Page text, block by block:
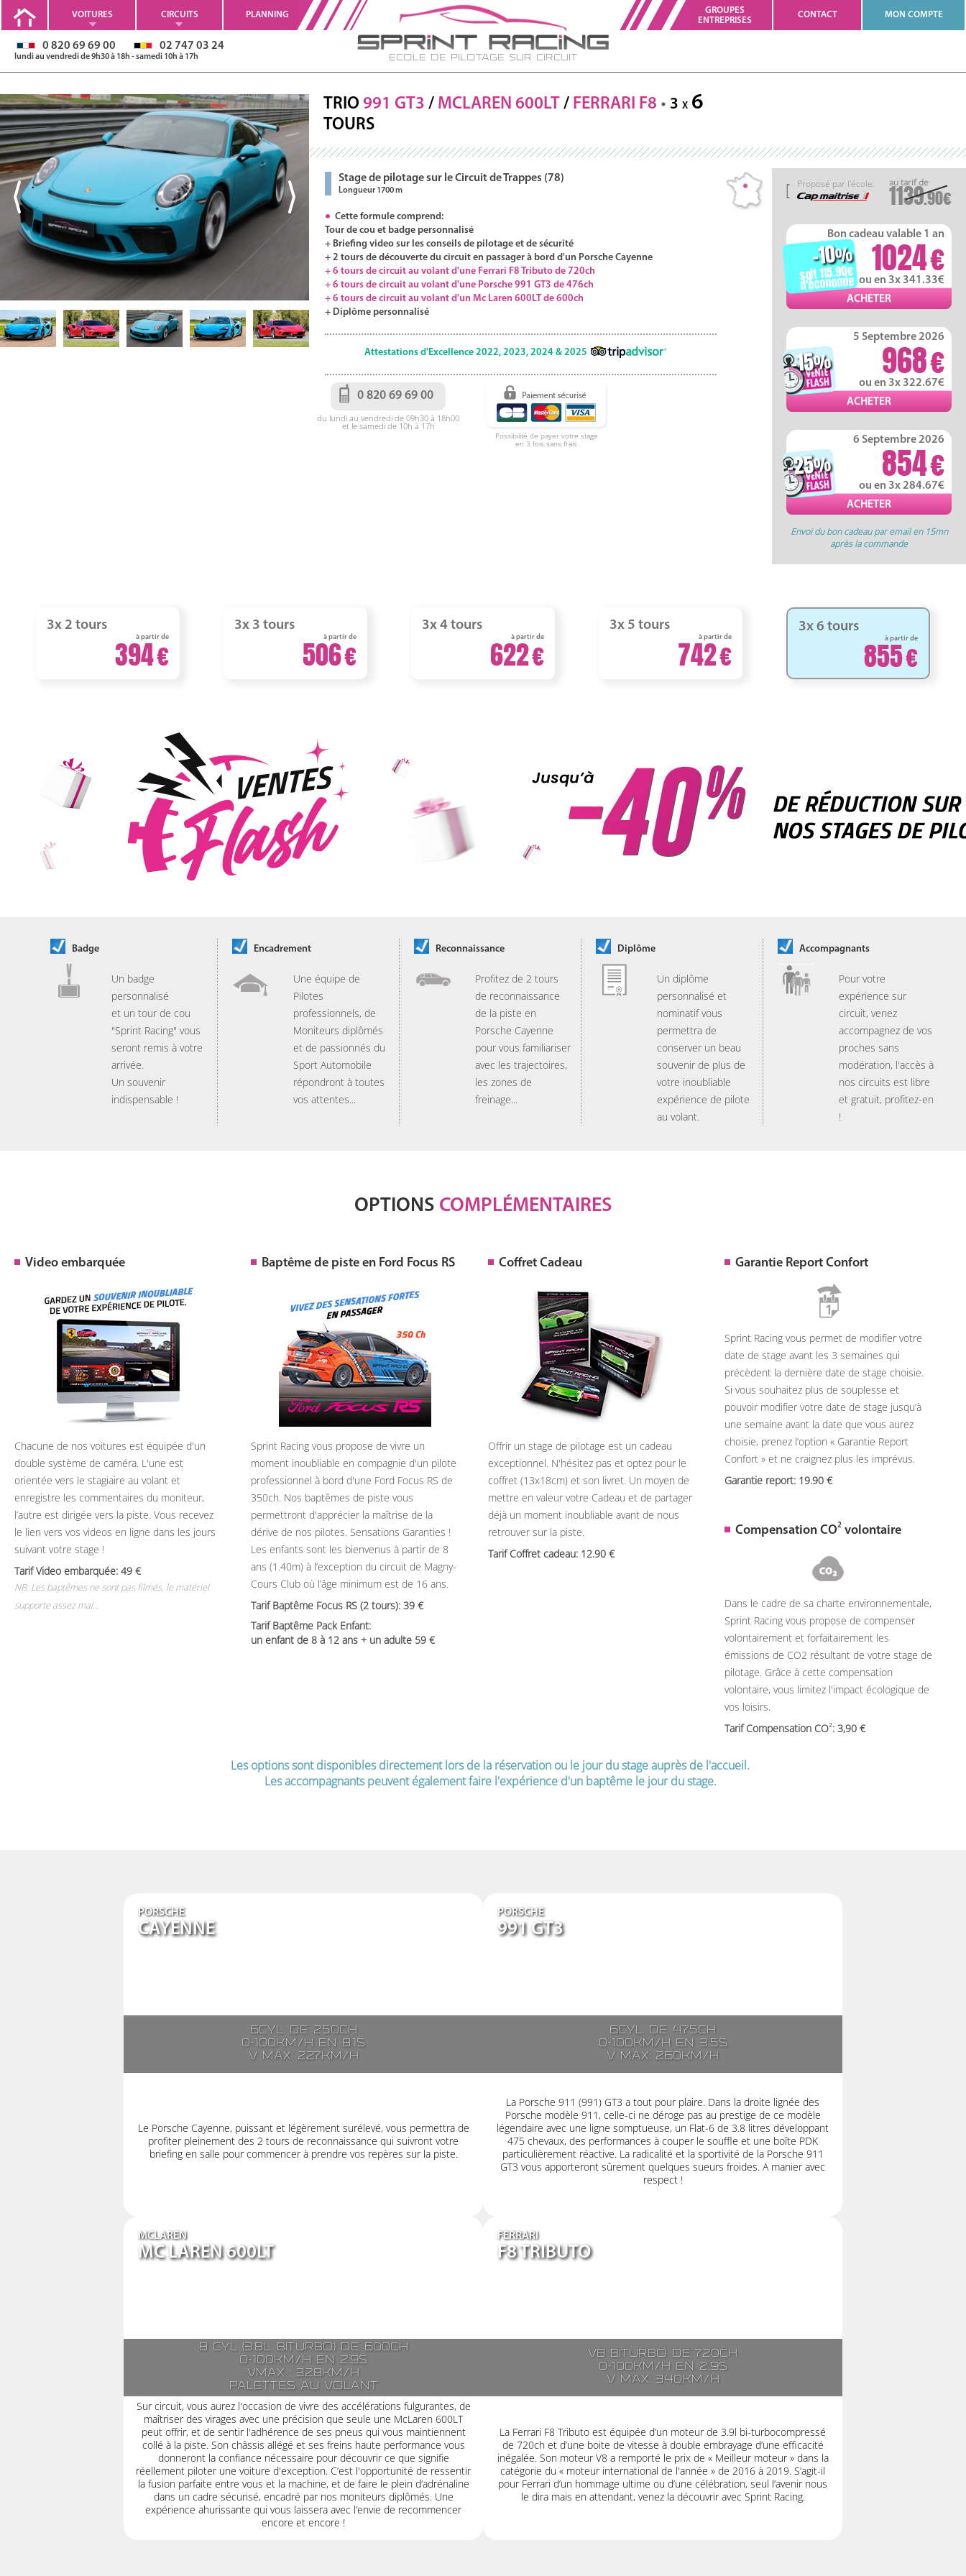
Ecole de Pilotage sur Circuit
VOITURES CIRCUITS PLANNING
GROUPES
ENTREPRISES
CONTACT MON COMPTE
0 820 69 69 00 02 747 03 24
lundi au vendredi de 9h30 à 18h - samedi 10h à 17h
TRIO 991 GT3 / MCLAREN 600LT / FERRARI F8 3 X 6
TOURS
1139.90
Proposé par l'école:
Bon cadeau valable 1 an
1024
ou en 3x 341.33
-10%
soit 115.90
d'économie
5 Septembre 2026
968
ou en 3x 322.67
-15%
6 Septembre 2026
854
ou en 3x 284.67
-25%
Envoi du bon cadeau par email en 15mn
après la commande
Stage de pilotage sur le Circuit de Trappes (78)
Longueur 1700 m
Cette formule comprend:
Tour de cou et badge personnalisé
+ Briefing video sur les conseils de pilotage et de sécurité
+ 2 tours de découverte du circuit en passager à bord d'un Porsche Cayenne
+ 6 tours de circuit au volant d'une Ferrari F8 Tributo de 720ch
+ 6 tours de circuit au volant d'une Porsche 991 GT3 de 476ch
+ 6 tours de circuit au volant d'un Mc Laren 600LT de 600ch
+ Diplôme personnalisé
Attestations d'Excellence 2022, 2023, 2024 & 2025
0 820 69 69 00
du lundi au vendredi de 09h30 à 18h00
et le samedi de 10h à 17h
Possibilité de payer votre stage
en 3 fois sans frais
3x 2 tours
à partir de
394
3x 3 tours
à partir de
506
3x 4 tours
à partir de
622
3x 5 tours
à partir de
742
3x 6 tours
à partir de
855
Badge
Un badge
personnalisé
et un tour de cou
"Sprint Racing" vous
seront remis à votre
arrivée.
Un souvenir
indispensable !
Encadrement
Une équipe de
Pilotes
professionnels, de
Moniteurs diplômés
et de passionnés du
Sport Automobile
répondront à toutes
vos attentes...
Reconnaissance
Profitez de 2 tours
de reconnaissance
de la piste en
Porsche Cayenne
pour vous familiariser
avec les trajectoires,
les zones de
freinage...
Diplôme
Un diplôme
personnalisé et
nominatif vous
permettra de
conserver un beau
souvenir de plus de
votre inoubliable
expérience de pilote
au volant.
Accompagnants
Pour votre
expérience sur
circuit, venez
accompagnez de vos
proches sans
modération, l'accès à
nos circuits est libre
et gratuit, profitez-en
!
OPTIONS COMPLÉMENTAIRES
Video embarquée
Chacune de nos voitures est équipée d'un
double système de caméra. L'une est
orientée vers le stagiaire au volant et
enregistre les commentaires du moniteur,
l’autre est dirigée vers la piste. Vous recevez
le lien vers vos videos en ligne dans les jours
suivant votre stage !
Tarif Video embarquée: 49
NB: Les baptêmes ne sont pas filmés, le matériel
supporte assez mal...
Baptême de piste en Ford Focus RS
Sprint Racing vous propose de vivre un
moment inoubliable en compagnie d'un pilote
professionnel à bord d'une Ford Focus RS de
350ch. Nos baptêmes de piste vous
permettront d'apprécier la maîtrise de la
dérive de nos pilotes. Sensations Garanties !
Les enfants sont les bienvenus à partir de 8
ans (1.40m) à l’exception du circuit de Magny-
Cours Club où l’âge minimum est de 16 ans.
Tarif Baptême Focus RS (2 tours): 39
Tarif Baptême Pack Enfant:
un enfant de 8 à 12 ans + un adulte 59
Coffret Cadeau
Offrir un stage de pilotage est un cadeau
exceptionnel. N'hésitez pas et optez pour le
coffret (13x18cm) et son livret. Un moyen de
mettre en valeur votre Cadeau et de partager
déjà un moment inoubliable avant de nous
retrouver sur la piste.
Tarif Coffret cadeau: 12.90
Garantie Report Confort
Sprint Racing vous permet de modifier votre
date de stage avant les 3 semaines qui
précèdent la dernière date de stage choisie.
Si vous souhaitez plus de souplesse et
pouvoir modifier votre date de stage jusqu’à
une semaine avant la date que vous aurez
choisie, prenez l’option « Garantie Report
Confort » et ne craignez plus les imprévus.
Garantie report: 19.90
Compensation CO2volontaire
Dans le cadre de sa charte environnementale,
Sprint Racing vous propose de compenser
volontairement et forfaitairement les
émissions de CO2 résultant de votre stage de
pilotage. Grâce à cette compensation
volontaire, vous limitez l'impact écologique de
vos loisirs.
Tarif Compensation CO2: 3,90
Les options sont disponibles directement lors de la réservation ou le jour du stage auprès de l'accueil.
Les accompagnants peuvent également faire l'expérience d'un baptême le jour du stage.
PORSCHE
CAYENNE
6cyl. de 250ch
0-100km/h en 8.1s
V max: 227km/h
Le Porsche Cayenne, puissant et légèrement surélevé, vous permettra de
profiter pleinement des 2 tours de reconnaissance qui suivront votre
briefing en salle pour commencer à prendre vos repères sur la piste.
PORSCHE
991 GT3
6cyl. de 475ch
0-100km/h en 3,5s
V max: 260km/h
La Porsche 911 (991) GT3 a tout pour plaire. Dans la droite lignée des
Porsche modèle 911, celle-ci ne déroge pas au prestige de ce modèle
légendaire avec une ligne somptueuse, un Flat-6 de 3.8 litres développant
475 chevaux, des performances à couper le souffle et une boîte PDK
particulièrement réactive. La radicalité et la sportivité de la Porsche 911
GT3 vous apporteront sûrement quelques sueurs froides. A manier avec
respect !
MCLAREN
MC LAREN 600LT
8 cyl (3.8l. biturbo) de 600ch
0-100km/h en 2.9s
Vmax : 328km/h
Palettes au volant
Sur circuit, vous aurez l'occasion de vivre des accélérations fulgurantes, de
maîtriser des virages avec une précision que seule une McLaren 600LT
peut offrir, et de sentir l'adhérence de ses pneus qui vous maintiennent
collé à la piste. Son châssis allégé et ses freins haute performance vous
donneront la confiance nécessaire pour découvrir ce que signifie
réellement piloter une voiture d'exception. C’est l'opportunité de ressentir
la fusion parfaite entre vous et la machine, et de faire le plein d’adrénaline
dans un cadre sécurisé, encadré par nos moniteurs diplômés. Une
expérience ahurissante qui vous laissera avec l’envie de recommencer
encore et encore !
FERRARI
F8 TRIBUTO
V8 biturbo de 720ch
0-100km/h en 2,9s
V max: 340km/h
La Ferrari F8 Tributo est équipée d’un moteur de 3.9l bi-turbocompressé
de 720ch et d’une boite de vitesse à double embrayage d’une efficacité
inégalée. Son moteur V8 a remporté le prix de « Meilleur moteur » dans la
catégorie du « moteur international de l'année » de 2016 à 2019. S’agit-il
pour Ferrari d’un hommage ultime ou d’une célébration, seul l’avenir nous
le dira mais en attendant, venez la découvrir avec Sprint Racing.